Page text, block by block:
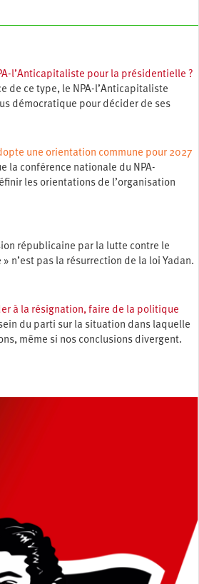
l’Anticapitaliste pour la présidentielle ?
de ce type, le NPA-l’Anticapitaliste
démocratique pour décider de ses
une orientation commune pour 2027
la conférence nationale du NPA-
les orientations de l’organisation
républicaine par la lutte contre le
n’est pas la résurrection de la loi Yadan.
à la résignation, faire de la politique
du parti sur la situation dans laquelle
même si nos conclusions divergent.